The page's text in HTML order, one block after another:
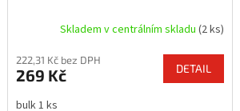
Skladem v centrálním skladu (2 ks)
222,31 Kč bez DPH
269 Kč DETAIL
bulk 1 ks